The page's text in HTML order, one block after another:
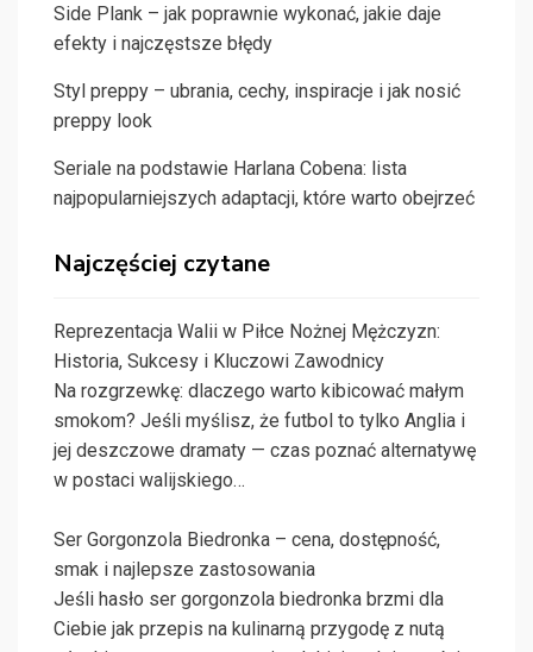
Side Plank – jak poprawnie wykonać, jakie daje
efekty i najczęstsze błędy
Styl preppy – ubrania, cechy, inspiracje i jak nosić
preppy look
Seriale na podstawie Harlana Cobena: lista
najpopularniejszych adaptacji, które warto obejrzeć
Najczęściej czytane
Reprezentacja Walii w Piłce Nożnej Mężczyzn:
Historia, Sukcesy i Kluczowi Zawodnicy
Na rozgrzewkę: dlaczego warto kibicować małym
smokom? Jeśli myślisz, że futbol to tylko Anglia i
jej deszczowe dramaty — czas poznać alternatywę
w postaci walijskiego…
Ser Gorgonzola Biedronka – cena, dostępność,
smak i najlepsze zastosowania
Jeśli hasło ser gorgonzola biedronka brzmi dla
Ciebie jak przepis na kulinarną przygodę z nutą